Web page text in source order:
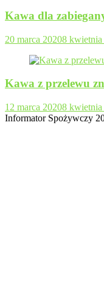
Kawa dla
20 marca 20208 kwietnia
Kawa z przelewu
12 marca 20208 kwietnia
Informator Spożywczy